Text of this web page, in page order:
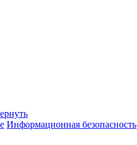
Информационная безопасность